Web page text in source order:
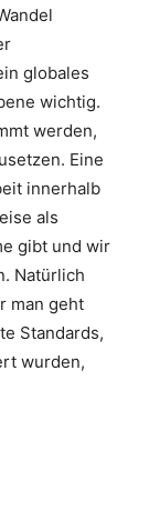
globales
wichtig.
werden,
Eine
innerhalb
als
gibt und wir
Natürlich
man geht
Standards,
wurden,